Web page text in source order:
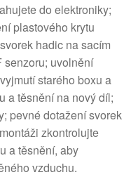
do elektroniky;
plastového krytu
hadic na sacím
senzoru; uvolnění
starého boxu a
a těsnění na nový díl;
pevné dotažení svorek
zkontrolujte
a těsnění, aby
vzduchu.